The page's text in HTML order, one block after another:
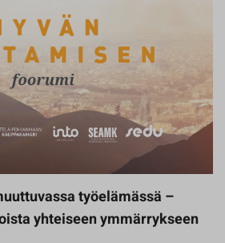
työelämässä –
yhteiseen ymmärrykseen